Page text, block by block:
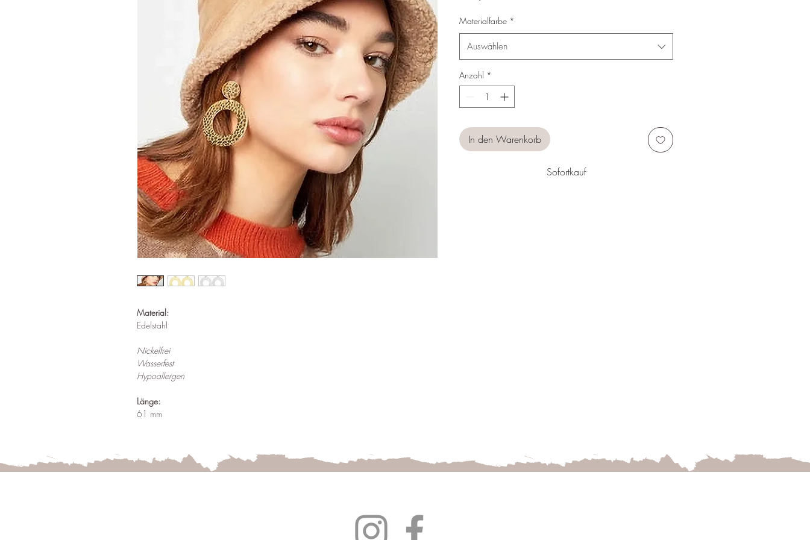
Material:
Edelstahl
Nickelfrei
Wasserfest
Hypoallergen
Länge:
61 mm
Materialfarbe *
Auswählen
Anzahl *
In den Warenkorb
Sofortkauf